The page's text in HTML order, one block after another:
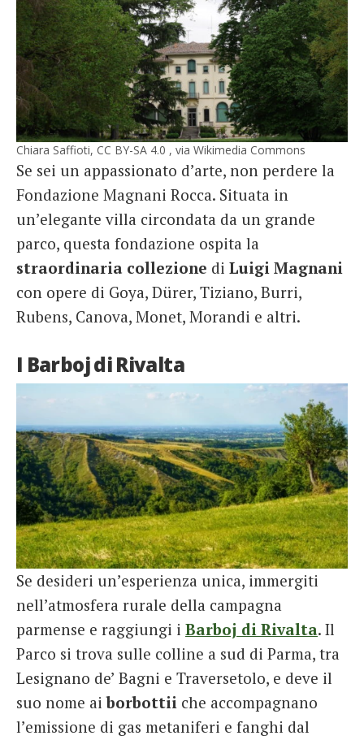
Chiara Saffioti, CC BY-SA 4.0 , via Wikimedia Commons
Se sei un appassionato d’arte, non perdere la
Fondazione Magnani Rocca. Situata in
un’elegante villa circondata da un grande
parco, questa fondazione ospita la
straordinaria collezione di Luigi Magnani
con opere di Goya, Dürer, Tiziano, Burri,
Rubens, Canova, Monet, Morandi e altri.
I Barboj di Rivalta
Se desideri un’esperienza unica, immergiti
nell’atmosfera rurale della campagna
parmense e raggiungi i Barboj di Rivalta. Il
Parco si trova sulle colline a sud di Parma, tra
Lesignano de’ Bagni e Traversetolo, e deve il
suo nome aiborbottii che accompagnano
l’emissione di gas metaniferi e fanghi dal